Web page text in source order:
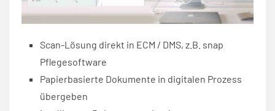
Scan-Lösung direkt in ECM / DMS, z.B. snap
Pflegesoftware
Papierbasierte Dokumente in digitalen Prozess
übergeben